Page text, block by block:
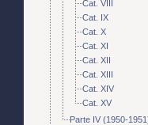
Cat. VIII
Cat. IX
Cat. X
Cat. XI
Cat. XII
Cat. XIII
Cat. XIV
Cat. XV
Parte IV (1950-